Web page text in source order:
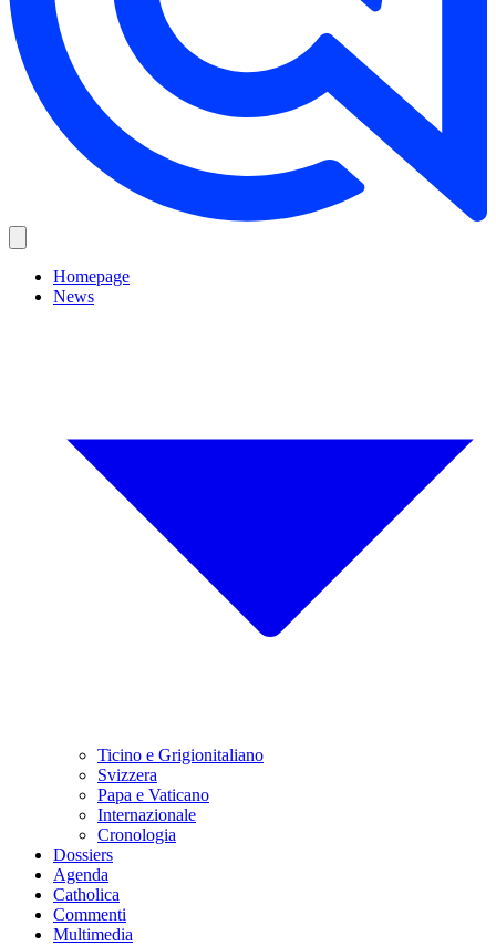
Homepage
News
Ticino e Grigionitaliano
Svizzera
Papa e Vaticano
Internazionale
Cronologia
Dossiers
Agenda
Catholica
Commenti
Multimedia